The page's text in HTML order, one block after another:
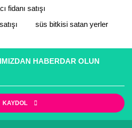
fidanı satışı
süs bitkisi satan yerler
HABERDAR OLUN
KAYDOL